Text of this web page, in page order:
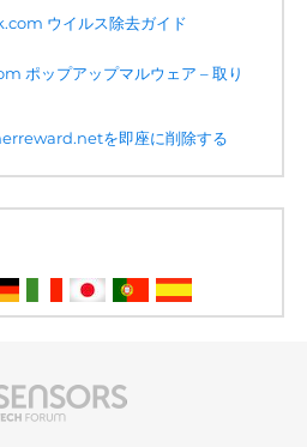
ウイルス除去ガイド
ポップアップマルウェア – 取り
を即座に削除する